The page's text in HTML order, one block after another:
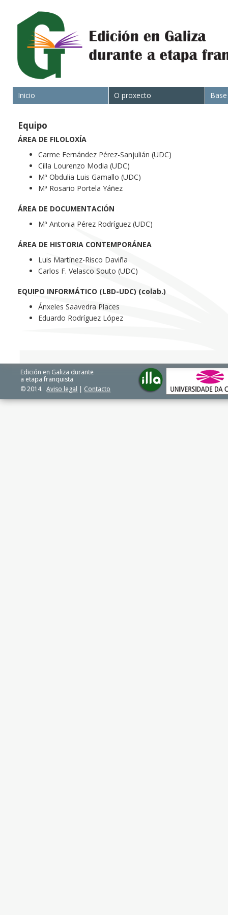
Inicio O proxecto
Equipo
ÁREA DE FILOLOXÍA
Carme Fernández Pérez-Sanjulián (UDC)
Cilla Lourenzo Modia (UDC)
Mª Obdulia Luis Gamallo (UDC)
Mª Rosario Portela Yáñez
ÁREA DE DOCUMENTACIÓN
Mª Antonia Pérez Rodríguez (UDC)
ÁREA DE HISTORIA CONTEMPORÁNEA
Luis Martínez-Risco Daviña
Carlos F. Velasco Souto (UDC)
EQUIPO INFORMÁTICO (LBD-UDC) (colab.)
Ánxeles Saavedra Places
Eduardo Rodríguez López
Edición en Galiza durante
a etapa franquista
© 2014 Aviso legal | Contacto